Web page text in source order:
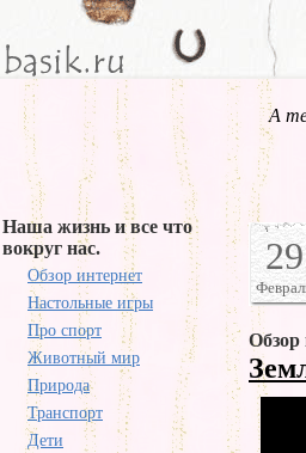
А
Наша жизнь и все что
вокруг нас.
Обзор интернет
Настольные игры
Про спорт
Животный мир
Природа
Транспорт
Дети
29
Обзор